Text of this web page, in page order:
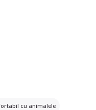
câini de talie mică
pisici. Serviciile pe care
și plimbarea
aveți nevoie de
cu animalele